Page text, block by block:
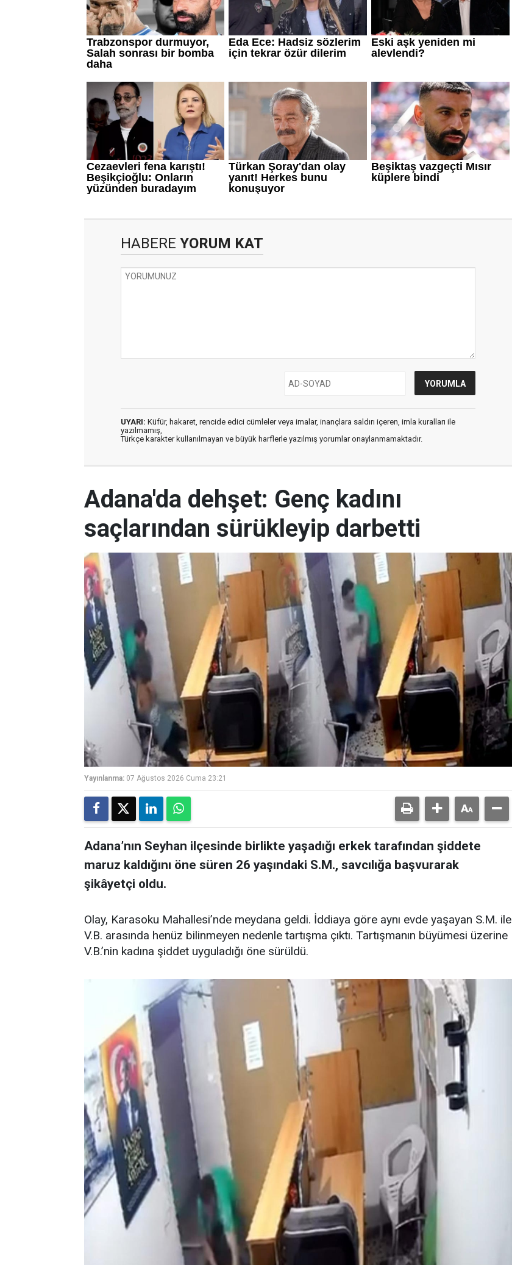
HABERE YORUM KAT
UYARI: Küfür, hakaret, rencide edici cümleler veya imalar, inançlara saldırı içeren, imla kuralları ile
yazılmamış,
Türkçe karakter kullanılmayan ve büyük harflerle yazılmış yorumlar onaylanmamaktadır.
Adana'da dehşet: Genç kadını
saçlarından sürükleyip darbetti
Yayınlanma: 07 Ağustos 2026 Cuma 23:21
Adana’nın Seyhan ilçesinde birlikte yaşadığı erkek tarafından şiddete
maruz kaldığını öne süren 26 yaşındaki S.M., savcılığa başvurarak
şikâyetçi oldu.
Olay, Karasoku Mahallesi’nde meydana geldi. İddiaya göre aynı evde yaşayan S.M. ile
V.B. arasında henüz bilinmeyen nedenle tartışma çıktı. Tartışmanın büyümesi üzerine
V.B.’nin kadına şiddet uyguladığı öne sürüldü.